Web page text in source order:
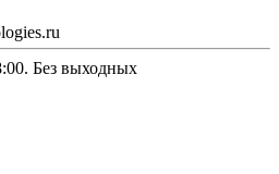
Без выходных